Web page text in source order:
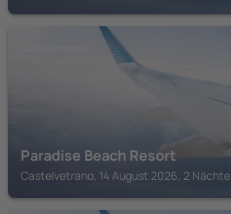
Paradise Beach Resort
Castelvetrano, 14 August 2026, 2 Nächte